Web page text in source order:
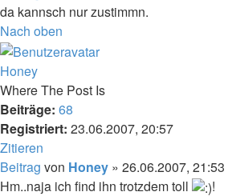
da kannsch nur zustimmn.
Nach oben
Honey
Where The Post Is
Beiträge: 68
Registriert: 23.06.2007, 20:57
Zitieren
Beitrag von Honey » 26.06.2007, 21:53
Hm..naja ich find ihn trotzdem toll
!